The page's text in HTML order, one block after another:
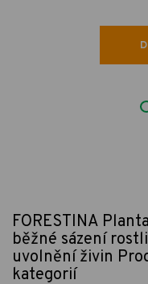
FORESTINA
běžné sázení
uvolnění živin
kategorií